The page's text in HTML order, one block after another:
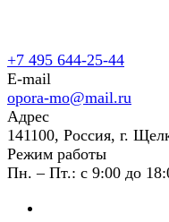
+7 495 644-25-44
E-mail
opora-mo@mail.ru
Адрес
141100, Россия, г.
Режим работы
Пн. – Пт.: с 9:00 до